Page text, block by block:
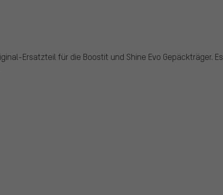
Ersatzteil für die Boostit und Shine Evo Gepäckträger. Es